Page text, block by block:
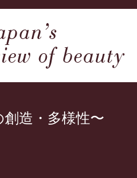
of beauty
造・多様性〜